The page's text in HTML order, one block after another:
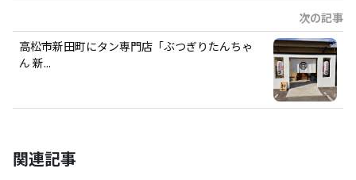
次の記事
高松市新田町にタン専門店「ぶつぎりたんちゃ
ん 新...
関連記事